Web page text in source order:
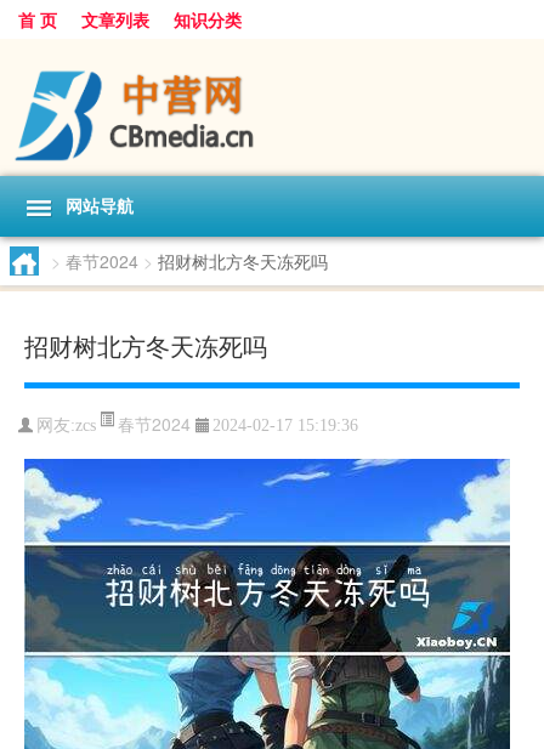
首 页 文章列表 知识分类
网站导航
> 春节2024 > 招财树北方冬天冻死吗
招财树北方冬天冻死吗
网友:zcs 春节2024 2024-02-17 15:19:36